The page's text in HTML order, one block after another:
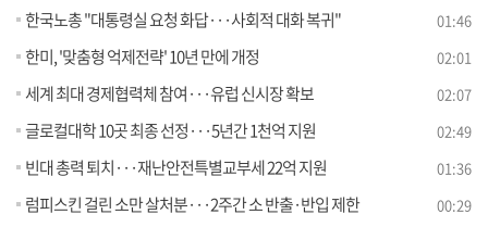
한국노총 "대통령실 요청 화답···사회적 대화 복귀" 01:46
한미, '맞춤형 억제전략' 10년 만에 개정 02:01
세계 최대 경제협력체 참여···유럽 신시장 확보 02:07
글로컬대학 10곳 최종 선정···5년간 1천억 지원 02:49
빈대 총력 퇴치···재난안전특별교부세 22억 지원 01:36
럼피스킨 걸린 소만 살처분···2주간 소 반출·반입 제한 00:29